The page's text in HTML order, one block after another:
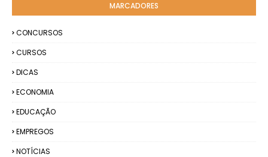
MARCADORES
CONCURSOS
CURSOS
DICAS
ECONOMIA
EDUCAÇÃO
EMPREGOS
NOTÍCIAS